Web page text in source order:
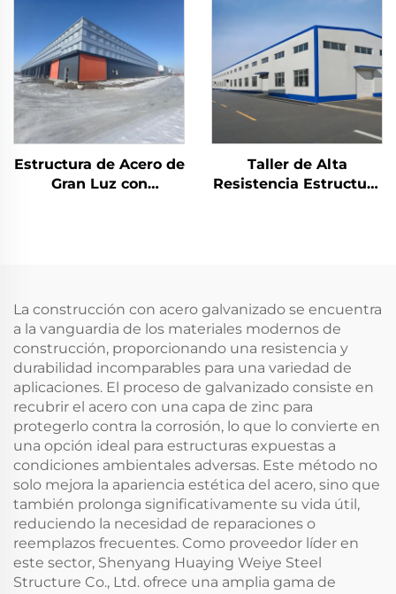
Almacenamiento de
Acero Duradero
Edificio Industrial de
Acero
Estructura de Acero de
Gran Luz con
para Almacenes
Taller de Alta
Resistencia Estructura
La construcción con acero galvanizado se encuentra
a la vanguardia de los materiales modernos de
construcción, proporcionando una resistencia y
durabilidad incomparables para una variedad de
aplicaciones. El proceso de galvanizado consiste en
recubrir el acero con una capa de zinc para
protegerlo contra la corrosión, lo que lo convierte en
una opción ideal para estructuras expuestas a
condiciones ambientales adversas. Este método no
solo mejora la apariencia estética del acero, sino que
también prolonga significativamente su vida útil,
reduciendo la necesidad de reparaciones o
reemplazos frecuentes. Como proveedor líder en
este sector, Shenyang Huaying Weiye Steel
Structure Co., Ltd. ofrece una amplia gama de